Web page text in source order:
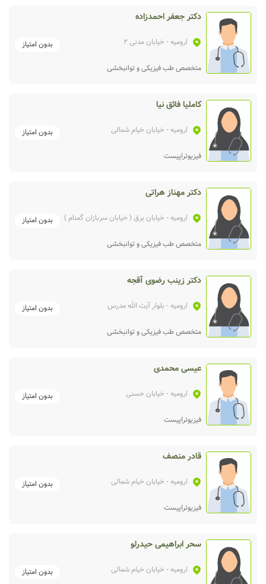
دکتر جعفر احمدزاده
ارومیه- خیابان مدنی 2 بدون امتیاز
متخصص طب فیزیکی و توانبخشی
کاملیا فائق نیا
ارومیه- خیابان خیام شمالی بدون امتیاز
فیزیوتراپیست
دکتر مهناز هراتی
ارومیه- خیابان برق ( خیابان سربازان گمنام ) بدون امتیاز
متخصص طب فیزیکی و توانبخشی
دکتر زینب رضوی آقجه
ارومیه- بلوار آیت الله مدرس بدون امتیاز
متخصص طب فیزیکی و توانبخشی
عیسی محمدی
ارومیه- خیابان حسنی بدون امتیاز
فیزیوتراپیست
قادر منصف
ارومیه- خیابان خیام شمالی بدون امتیاز
فیزیوتراپیست
سحر ابراهیمی حیدرلو
ارومیه- خیابان خیام شمالی بدون امتیاز